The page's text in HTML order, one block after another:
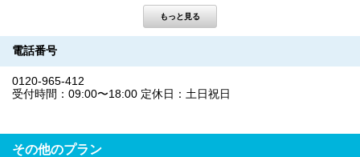
電話番号
0120-965-412
受付時間：09:00〜18:00 定休日：土日祝日
その他のプラン